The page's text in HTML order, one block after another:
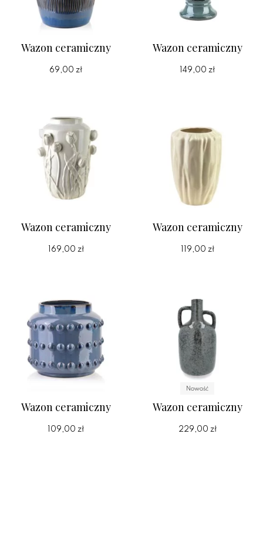
Wazon ceramiczny
69,00 zł
Wazon ceramiczny
149,00 zł
Wazon ceramiczny
169,00 zł
Wazon ceramiczny
119,00 zł
Wazon ceramiczny
109,00 zł
Wazon ceramiczny
229,00 zł
Nowość